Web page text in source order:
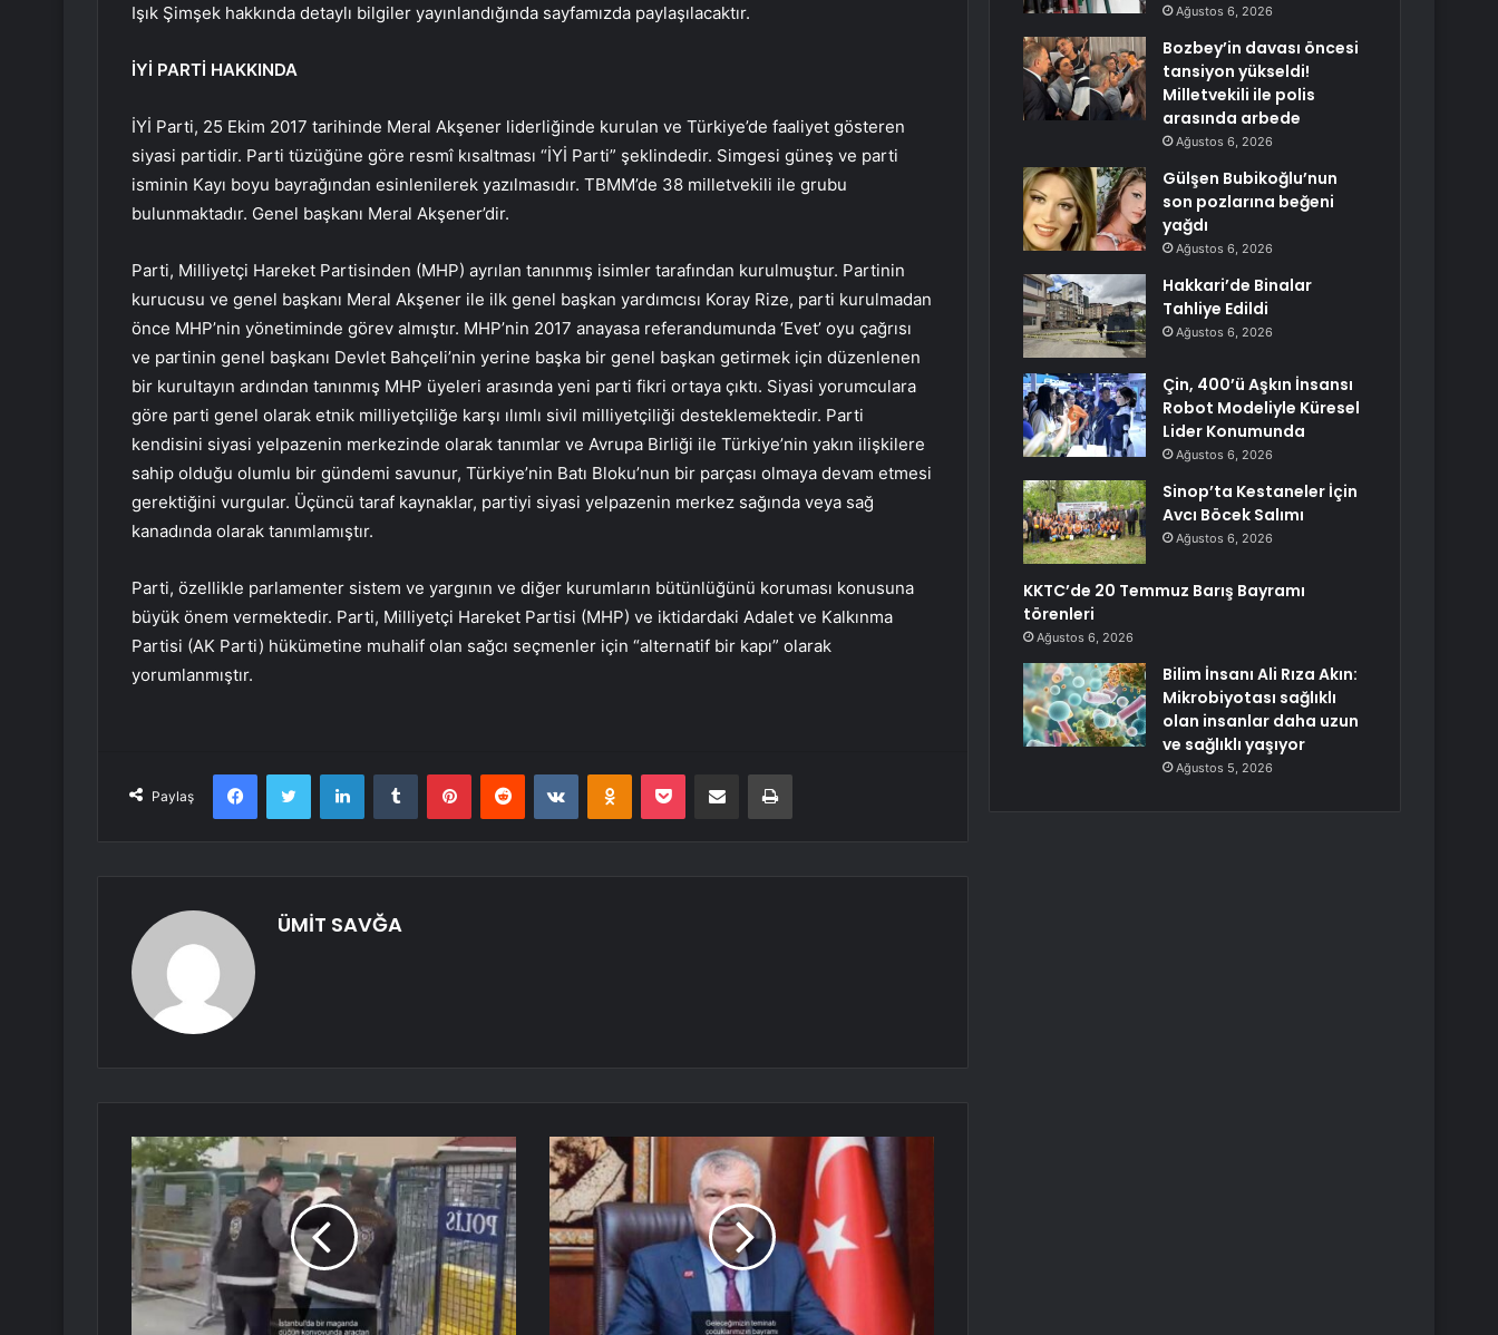
Işık Şimşek hakkında detaylı bilgiler yayınlandığında sayfamızda paylaşılacaktır.
İYİ PARTİ HAKKINDA
İYİ Parti, 25 Ekim 2017 tarihinde Meral Akşener liderliğinde kurulan ve Türkiye’de faaliyet gösteren
siyasi partidir. Parti tüzüğüne göre resmî kısaltması “İYİ Parti” şeklindedir. Simgesi güneş ve parti
isminin Kayı boyu bayrağından esinlenilerek yazılmasıdır. TBMM’de 38 milletvekili ile grubu
bulunmaktadır. Genel başkanı Meral Akşener’dir.
Parti, Milliyetçi Hareket Partisinden (MHP) ayrılan tanınmış isimler tarafından kurulmuştur. Partinin
kurucusu ve genel başkanı Meral Akşener ile ilk genel başkan yardımcısı Koray Rize, parti kurulmadan
önce MHP’nin yönetiminde görev almıştır. MHP’nin 2017 anayasa referandumunda ‘Evet’ oyu çağrısı
ve partinin genel başkanı Devlet Bahçeli’nin yerine başka bir genel başkan getirmek için düzenlenen
bir kurultayın ardından tanınmış MHP üyeleri arasında yeni parti fikri ortaya çıktı. Siyasi yorumculara
göre parti genel olarak etnik milliyetçiliğe karşı ılımlı sivil milliyetçiliği desteklemektedir. Parti
kendisini siyasi yelpazenin merkezinde olarak tanımlar ve Avrupa Birliği ile Türkiye’nin yakın ilişkilere
sahip olduğu olumlu bir gündemi savunur, Türkiye’nin Batı Bloku’nun bir parçası olmaya devam etmesi
gerektiğini vurgular. Üçüncü taraf kaynaklar, partiyi siyasi yelpazenin merkez sağında veya sağ
kanadında olarak tanımlamıştır.
Parti, özellikle parlamenter sistem ve yargının ve diğer kurumların bütünlüğünü koruması konusuna
büyük önem vermektedir. Parti, Milliyetçi Hareket Partisi (MHP) ve iktidardaki Adalet ve Kalkınma
Partisi (AK Parti) hükümetine muhalif olan sağcı seçmenler için “alternatif bir kapı” olarak
yorumlanmıştır.
Paylaş
FacebookTwitter LinkedInTumblr PinterestReddit VKontakteOdnoklassniki
Pocket E-Posta ile paylaş Yazdır
ÜMİT SAVĞA
Ağustos 6, 2026
Bozbey’in davası öncesi
tansiyon yükseldi!
Milletvekili ile polis
arasında arbede
Ağustos 6, 2026
Gülşen Bubikoğlu’nun
son pozlarına beğeni
yağdı
Ağustos 6, 2026
Hakkari’de Binalar
Tahliye Edildi
Ağustos 6, 2026
Çin, 400’ü Aşkın İnsansı
Robot Modeliyle Küresel
Lider Konumunda
Ağustos 6, 2026
Sinop’ta Kestaneler İçin
Avcı Böcek Salımı
Ağustos 6, 2026
KKTC’de 20 Temmuz Barış Bayramı
törenleri
Ağustos 6, 2026
Bilim İnsanı Ali Rıza Akın:
Mikrobiyotası sağlıklı
olan insanlar daha uzun
ve sağlıklı yaşıyor
Ağustos 5, 2026